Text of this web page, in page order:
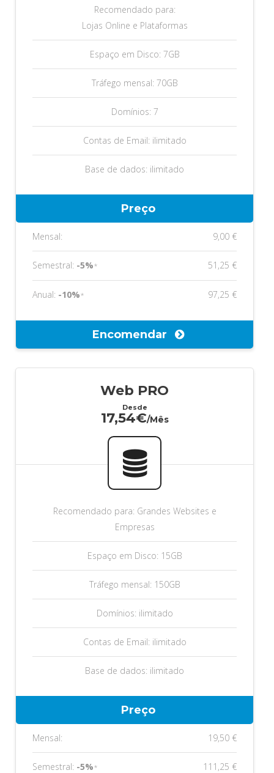
Recomendado para:
Lojas Online e Plataformas
Espaço em Disco: 7GB
Tráfego mensal: 70GB
Domínios: 7
Contas de Email: ilimitado
Base de dados: ilimitado
Preço
Mensal: 9,00 €
Semestral: -5%* 51,25 €
Anual: -10%* 97,25 €
Encomendar
Web PRO
Desde
17,54€/Mês
Recomendado para: Grandes Websites e
Empresas
Espaço em Disco: 15GB
Tráfego mensal: 150GB
Domínios: ilimitado
Contas de Email: ilimitado
Base de dados: ilimitado
Preço
Mensal: 19,50 €
Semestral: -5%* 111,25 €